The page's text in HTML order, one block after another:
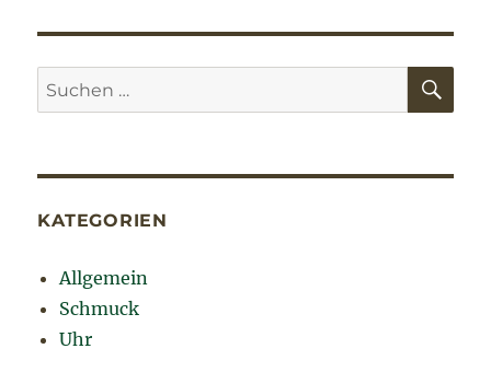
Beiträge
SEIT
E
Suchen
nach:
KATEGORIEN
Allgemein
Schmuck
Uhr